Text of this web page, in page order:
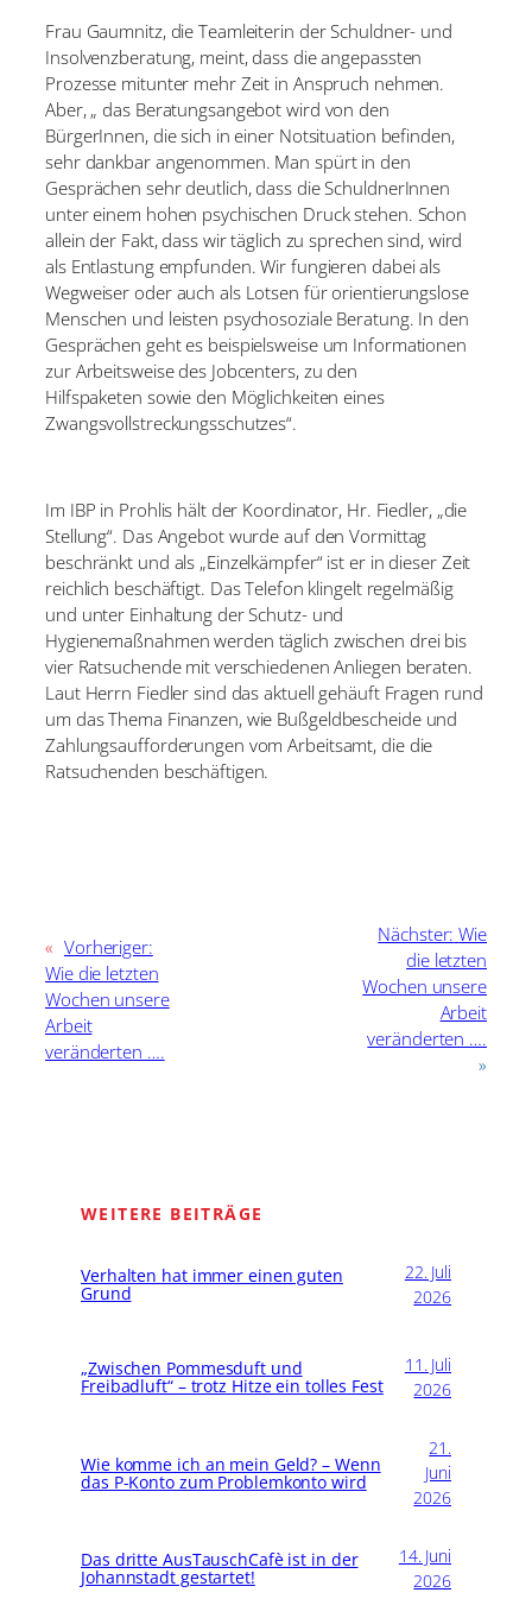
Frau Gaumnitz, die Teamleiterin der Schuldner- und
Insolvenzberatung, meint, dass die angepassten
Prozesse mitunter mehr Zeit in Anspruch nehmen.
Aber, „ das Beratungsangebot wird von den
BürgerInnen, die sich in einer Notsituation befinden,
sehr dankbar angenommen. Man spürt in den
Gesprächen sehr deutlich, dass die SchuldnerInnen
unter einem hohen psychischen Druck stehen. Schon
allein der Fakt, dass wir täglich zu sprechen sind, wird
als Entlastung empfunden. Wir fungieren dabei als
Wegweiser oder auch als Lotsen für orientierungslose
Menschen und leisten psychosoziale Beratung. In den
Gesprächen geht es beispielsweise um Informationen
zur Arbeitsweise des Jobcenters, zu den
Hilfspaketen sowie den Möglichkeiten eines
Zwangsvollstreckungsschutzes“.
Im IBP in Prohlis hält der Koordinator, Hr. Fiedler, „die
Stellung“. Das Angebot wurde auf den Vormittag
beschränkt und als „Einzelkämpfer“ ist er in dieser Zeit
reichlich beschäftigt. Das Telefon klingelt regelmäßig
und unter Einhaltung der Schutz- und
Hygienemaßnahmen werden täglich zwischen drei bis
vier Ratsuchende mit verschiedenen Anliegen beraten.
Laut Herrn Fiedler sind das aktuell gehäuft Fragen rund
um das Thema Finanzen, wie Bußgeldbescheide und
Zahlungsaufforderungen vom Arbeitsamt, die die
Ratsuchenden beschäftigen.
« Vorheriger:
Wie die letzten
Wochen unsere
Arbeit
veränderten ….
Nächster: Wie
die letzten
Wochen unsere
Arbeit
veränderten ….
»
WEITERE BEITRÄGE
Verhalten hat immer einen guten
Grund
22. Juli
2026
„Zwischen Pommesduft und
Freibadluft“ – trotz Hitze ein tolles Fest
11. Juli
2026
Wie komme ich an mein Geld? – Wenn
das P-Konto zum Problemkonto wird
21.
Juni
2026
Das dritte AusTauschCafè ist in der
Johannstadt gestartet!
14. Juni
2026